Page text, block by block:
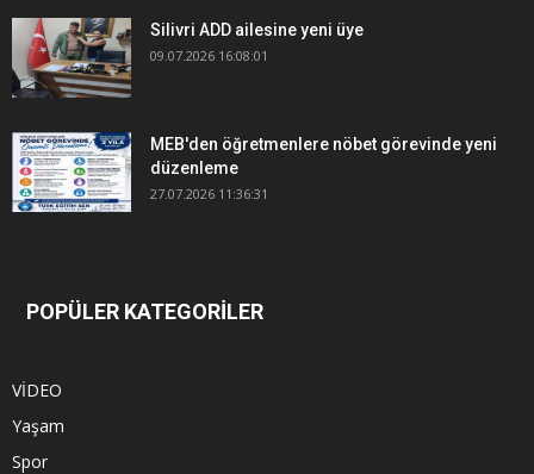
Silivri ADD ailesine yeni üye
09.07.2026 16:08:01
MEB'den öğretmenlere nöbet görevinde yeni
düzenleme
27.07.2026 11:36:31
POPÜLER KATEGORİLER
VİDEO
Yaşam
Spor